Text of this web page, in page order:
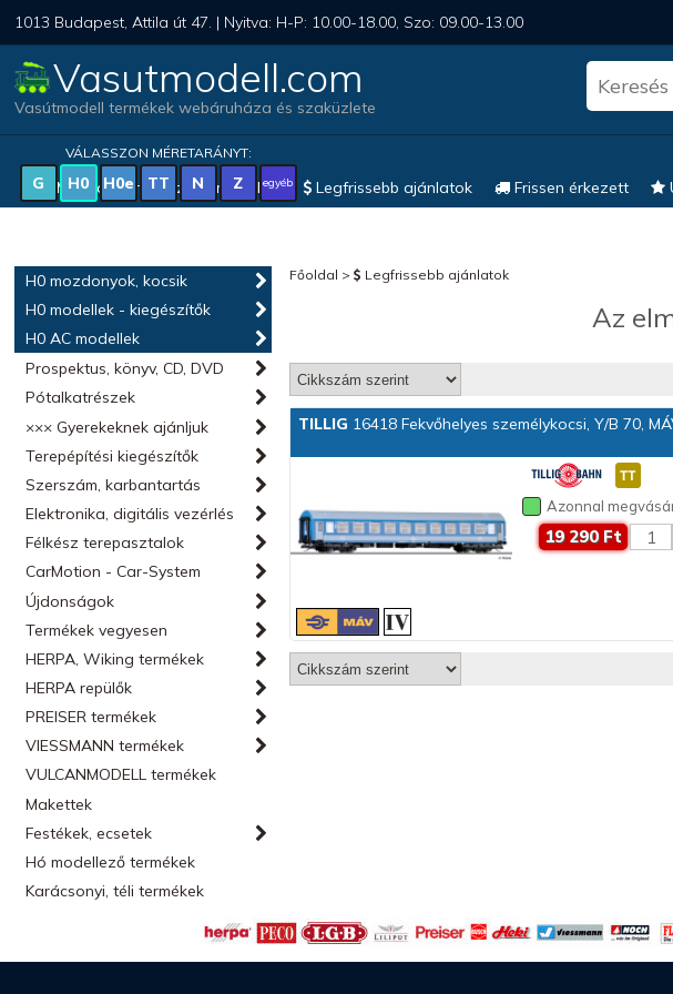
1013 Budapest, Attila út 47. | Nyitva: H-P: 10.00-18.00, Szo: 09.00-13.00
Vasutmodell.com
Vasútmodell termékek webáruháza és szaküzlete
VÁLASSZON MÉRETARÁNYT:
G H0 H0e TT N Z egyéb
Magyar vonatkozású modellek
Legfrissebb ajánlatok Frissen érkezett
H0 mozdonyok, kocsik
H0 modellek - kiegészítők
H0 AC modellek
Prospektus, könyv, CD, DVD
Pótalkatrészek
××× Gyerekeknek ajánljuk
Terepépítési kiegészítők
Szerszám, karbantartás
Elektronika, digitális vezérlés
Félkész terepasztalok
CarMotion - Car-System
Újdonságok
Termékek vegyesen
HERPA, Wiking termékek
HERPA repülők
PREISER termékek
VIESSMANN termékek
VULCANMODELL termékek
Makettek
Festékek, ecsetek
Hó modellező termékek
Karácsonyi, téli termékek
Főoldal > Legfrissebb ajánlatok
Az
TILLIG 16418 Fekvőhelyes személykocsi, Y/B 70,
Azonnal
19 290 Ft